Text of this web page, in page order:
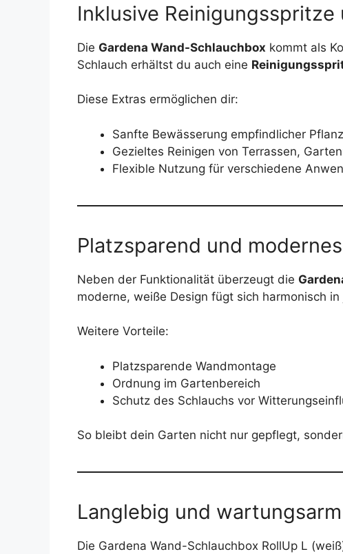
Inklusive Reinigungsspritze
Die Gardena Wand-Schlauchbox kommt als
Schlauch erhältst du auch eine
Diese Extras ermöglichen dir:
Sanfte Bewässerung empfindlicher
Gezieltes Reinigen von Terrassen,
Flexible Nutzung für verschiedene
Platzsparend und
Neben der Funktionalität überzeugt die
moderne, weiße Design fügt sich harmonisch
Weitere Vorteile:
Platzsparende Wandmontage
Ordnung im Gartenbereich
Schutz des Schlauchs vor
So bleibt dein Garten nicht nur gepflegt,
Langlebig und wartungsarm
Die Gardena Wand-Schlauchbox RollUp L